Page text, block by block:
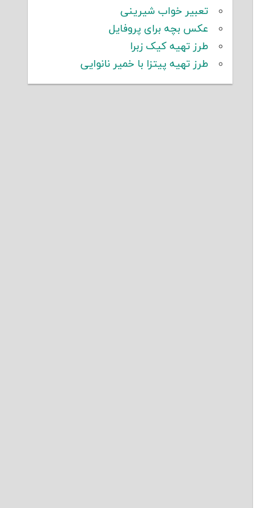
تعبیر خواب شیرینی
عکس بچه برای پروفایل
طرز تهیه کیک زبرا
طرز تهیه پیتزا با خمیر نانوایی